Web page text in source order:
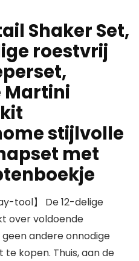
Shaker Set,
roestvrij
Martini
stijlvolle
met
tool】 De 12-delige
over voldoende
andere onnodige
kopen. Thuis, aan de